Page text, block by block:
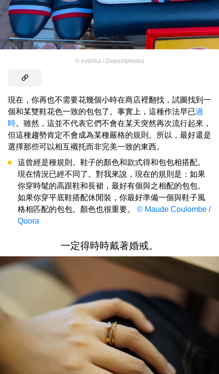
© evdoha / Depositphotos
現在，你再也不需要花幾個小時在商店裡翻找，試圖找到一
個和某雙鞋花色一致的包包了。事實上，這種作法早已過
時。雖然，這並不代表它們不會在某天突然再次流行起來，
但這種趨勢肯定不會成為某種嚴格的規則。所以，最好還是
選擇那些可以相互襯托而非完美一致的東西。
這曾經是種規則。鞋子的顏色和款式得和包包相搭配。
現在情況已經不同了。對我來說，現在的規則是：如果
你穿時髦的高跟鞋和長裙，最好有個與之相配的包包。
如果你穿平底鞋搭配休閒裝，你最好準備一個與鞋子風
格相匹配的包包。顏色也很重要。 © Maude Coulombe /
Quora
一定得時時戴著婚戒。